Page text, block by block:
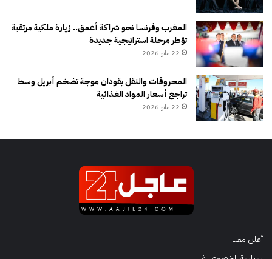
المغرب وفرنسا نحو شراكة أعمق.. زيارة ملكية مرتقبة
تؤطر مرحلة استراتيجية جديدة
22 مايو 2026
المحروقات والنقل يقودان موجة تضخم أبريل وسط
تراجع أسعار المواد الغذائية
22 مايو 2026
أعلن معنا